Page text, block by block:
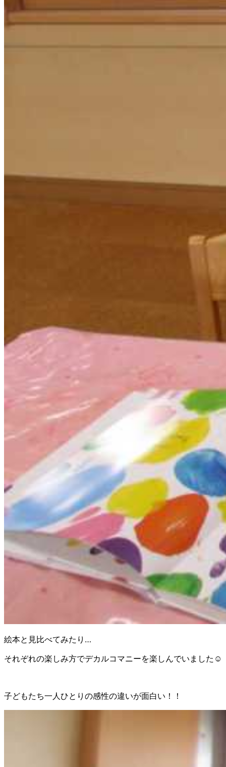
絵本と見比べてみたり…
それぞれの楽しみ方でデカルコマニーを楽しんでいました☺
子どもたち一人ひとりの感性の違いが面白い！！